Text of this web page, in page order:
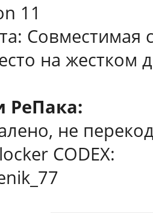
11
Совместимая
на жестком
РеПака:
не
CODEX: